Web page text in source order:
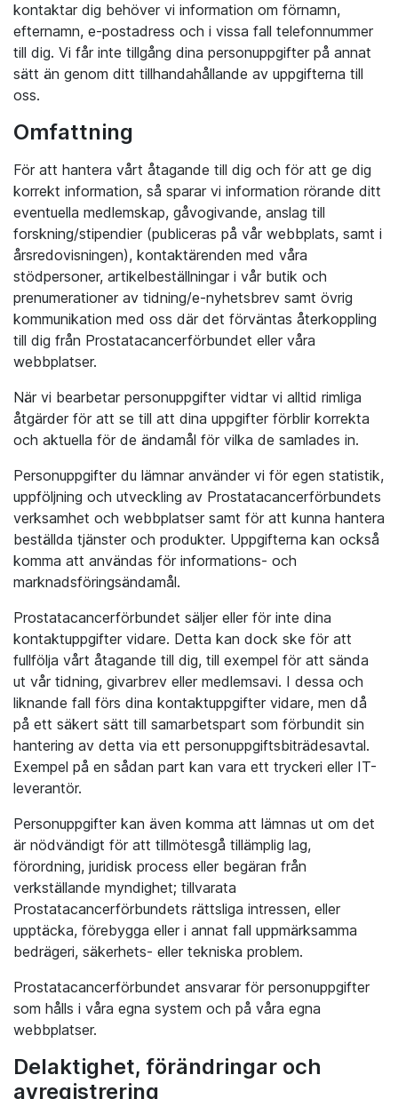
kontaktar dig behöver vi information om förnamn,
efternamn, e-postadress och i vissa fall telefonnummer
till dig. Vi får inte tillgång dina personuppgifter på annat
sätt än genom ditt tillhandahållande av uppgifterna till
oss.
Omfattning
För att hantera vårt åtagande till dig och för att ge dig
korrekt information, så sparar vi information rörande ditt
eventuella medlemskap, gåvogivande, anslag till
forskning/stipendier (publiceras på vår webbplats, samt i
årsredovisningen), kontaktärenden med våra
stödpersoner, artikelbeställningar i vår butik och
prenumerationer av tidning/e-nyhetsbrev samt övrig
kommunikation med oss där det förväntas återkoppling
till dig från Prostatacancerförbundet eller våra
webbplatser.
När vi bearbetar personuppgifter vidtar vi alltid rimliga
åtgärder för att se till att dina uppgifter förblir korrekta
och aktuella för de ändamål för vilka de samlades in.
Personuppgifter du lämnar använder vi för egen statistik,
uppföljning och utveckling av Prostatacancerförbundets
verksamhet och webbplatser samt för att kunna hantera
beställda tjänster och produkter. Uppgifterna kan också
komma att användas för informations- och
marknadsföringsändamål.
Prostatacancerförbundet säljer eller för inte dina
kontaktuppgifter vidare. Detta kan dock ske för att
fullfölja vårt åtagande till dig, till exempel för att sända
ut vår tidning, givarbrev eller medlemsavi. I dessa och
liknande fall förs dina kontaktuppgifter vidare, men då
på ett säkert sätt till samarbetspart som förbundit sin
hantering av detta via ett personuppgiftsbiträdesavtal.
Exempel på en sådan part kan vara ett tryckeri eller IT-
leverantör.
Personuppgifter kan även komma att lämnas ut om det
är nödvändigt för att tillmötesgå tillämplig lag,
förordning, juridisk process eller begäran från
verkställande myndighet; tillvarata
Prostatacancerförbundets rättsliga intressen, eller
upptäcka, förebygga eller i annat fall uppmärksamma
bedrägeri, säkerhets- eller tekniska problem.
Prostatacancerförbundet ansvarar för personuppgifter
som hålls i våra egna system och på våra egna
webbplatser.
Delaktighet, förändringar och
avregistrering